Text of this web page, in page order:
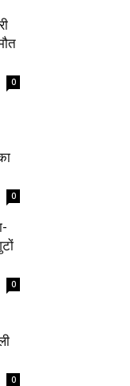
0
0
0
0